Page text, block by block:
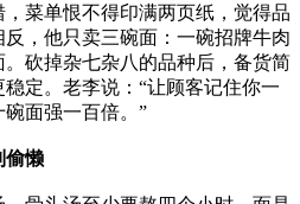
菜单恨不得印满两页纸，觉得品
，他只卖三碗面：一碗招牌牛肉
砍掉杂七杂八的品种后，备货简
定。老李说：“让顾客记住你一
面强一百倍。”
偷懒